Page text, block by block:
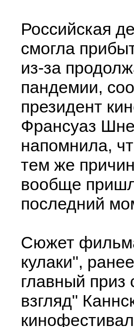
Российская
смогла
из-за
пандемии,
президент
Франсуаз
напомнила,
тем же
вообще
последний
Сюжет
кулаки",
главный
взгляд"